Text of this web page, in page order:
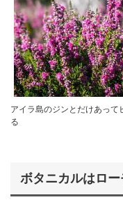
アイラ島のジンとだけあっ
る
ボタニカルはロ